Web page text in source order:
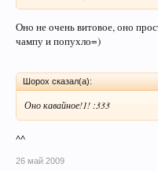
Оно не очень витовое, оно
чампу и попухло=)
Шорох сказал(а):
Оно кавайное!1! :333
^^
26 май 2009